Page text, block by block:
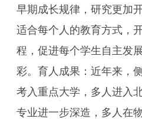
早期成长规律，研究更加
适合每个人的教育方式，
程，促进每个学生自主发
彩。育人成果：近年来，
考入重点大学，多人进入
专业进一步深造，多人在